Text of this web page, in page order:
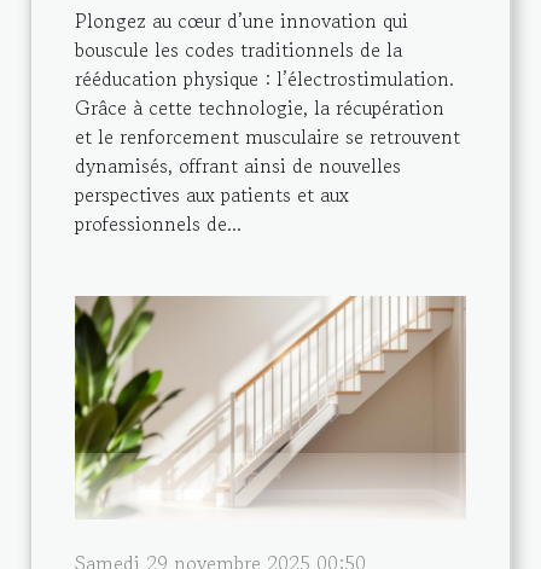
Plongez au cœur d’une innovation qui
bouscule les codes traditionnels de la
rééducation physique : l’électrostimulation.
Grâce à cette technologie, la récupération
et le renforcement musculaire se retrouvent
dynamisés, offrant ainsi de nouvelles
perspectives aux patients et aux
professionnels de...